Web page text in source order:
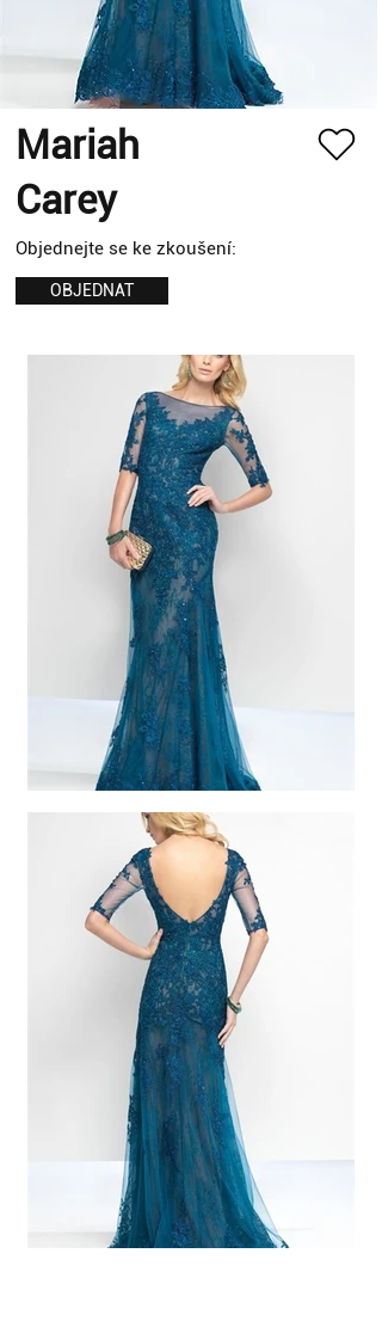
Mariah
Carey
Objednejte se ke zkoušení:
OBJEDNAT